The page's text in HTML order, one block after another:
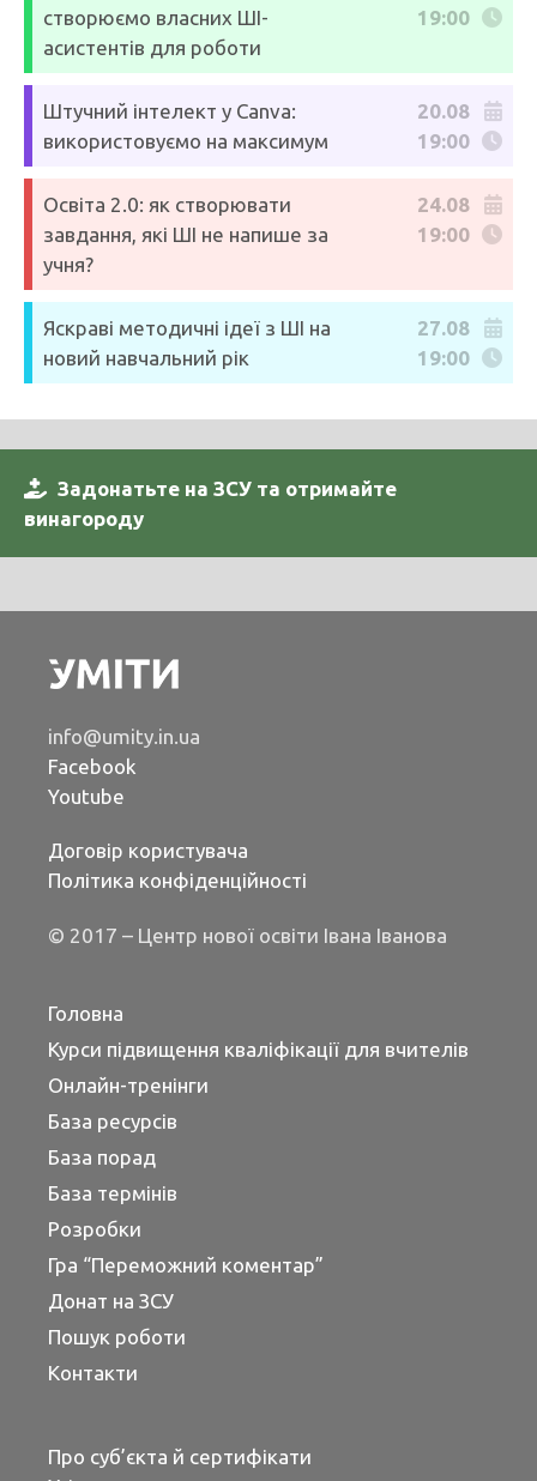
створюємо власних ШІ-
асистентів для роботи
19:00
Штучний інтелект у Canva:
використовуємо на максимум
20.08
19:00
Освіта 2.0: як створювати
завдання, які ШІ не напише за
учня?
24.08
19:00
Яскраві методичні ідеї з ШІ на
новий навчальний рік
27.08
19:00
Задонатьте на ЗСУ та отримайте
винагороду
info@umity.in.ua
Facebook
Youtube
Договір користувача
Політика конфіденційності
© 2017 – Центр нової освіти Івана Іванова
Головна
Курси підвищення кваліфікації для вчителів
Онлайн-тренінги
База ресурсів
База порад
База термінів
Розробки
Гра “Переможний коментар”
Донат на ЗСУ
Пошук роботи
Контакти
Про суб’єкта й сертифікати